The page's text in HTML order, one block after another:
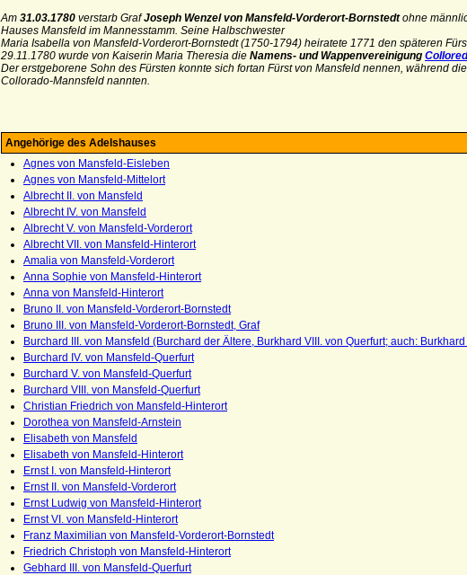
Am 31.03.1780 verstarb GrafJoseph Wenzel von Mansfeld-Vorderort-Bornstedtohne
Hauses Mansfeld im Mannesstamm. Seine Halbschwester
Maria Isabella von Mansfeld-Vorderort-Bornstedt (1750-1794) heiratete 1771 den späteren
29.11.1780 wurde von Kaiserin Maria Theresia die Namens- und Wappenvereinigung
Der erstgeborene Sohn des Fürsten konnte sich fortan Fürst von Mansfeld nennen, während
Collorado-Mannsfeld nannten.
Angehörige des Adelshauses
Agnes von Mansfeld-Eisleben
Agnes von Mansfeld-Mittelort
Albrecht II. von Mansfeld
Albrecht IV. von Mansfeld
Albrecht V. von Mansfeld-Vorderort
Albrecht VII. von Mansfeld-Hinterort
Amalia von Mansfeld-Vorderort
Anna Sophie von Mansfeld-Hinterort
Anna von Mansfeld-Hinterort
Bruno II. von Mansfeld-Vorderort-Bornstedt
Bruno III. von Mansfeld-Vorderort-Bornstedt, Graf
Burchard III. von Mansfeld (Burchard der Ältere, Burkhard VIII. von Querfurt; auch: Burkhard
Burchard IV. von Mansfeld-Querfurt
Burchard V. von Mansfeld-Querfurt
Burchard VIII. von Mansfeld-Querfurt
Christian Friedrich von Mansfeld-Hinterort
Dorothea von Mansfeld-Arnstein
Elisabeth von Mansfeld
Elisabeth von Mansfeld-Hinterort
Ernst I. von Mansfeld-Hinterort
Ernst II. von Mansfeld-Vorderort
Ernst Ludwig von Mansfeld-Hinterort
Ernst VI. von Mansfeld-Hinterort
Franz Maximilian von Mansfeld-Vorderort-Bornstedt
Friedrich Christoph von Mansfeld-Hinterort
Gebhard III. von Mansfeld-Querfurt